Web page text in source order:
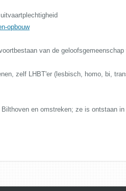
opbouw
van de
zelf LHBT'er (lesbisch, homo, bi,
en omstreken; ze is ontstaan in